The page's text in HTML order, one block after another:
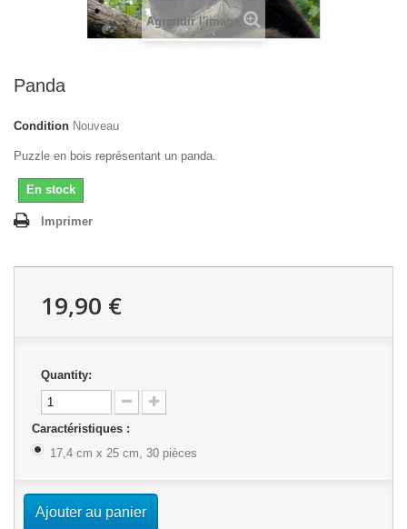
Agrandir l'image
Panda
Condition Nouveau
Puzzle en bois représentant un panda.
En stock
Imprimer
19,90 €
Quantity:
Caractéristiques :
17,4 cm x 25 cm, 30 pièces
Ajouter au panier